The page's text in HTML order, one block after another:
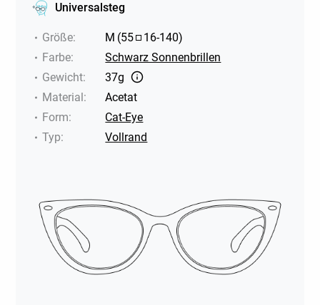
Universalsteg
Größe: M (55 16-140)
Farbe:
Schwarz Sonnenbrillen
Gewicht:
37g
Material:
Acetat
Form:
Cat-Eye
Typ: Vollrand